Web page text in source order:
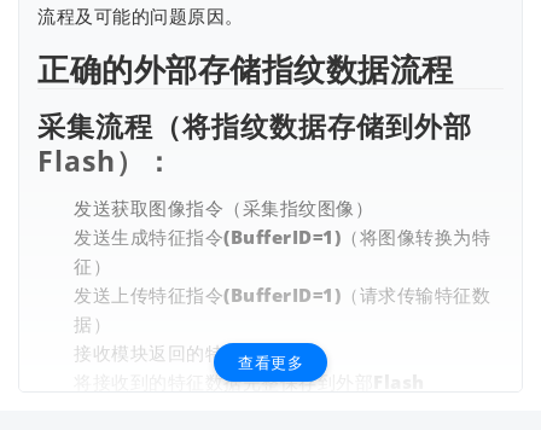
流程及可能的问题原因。
正确的外部存储指纹数据流程
采集流程（将指纹数据存储到外部
Flash）：
发送获取图像指令（采集指纹图像）
发送生成特征指令(BufferID=1)（将图像转换为特
征）
发送上传特征指令(BufferID=1)（请求传输特征数
据）
接收模块返回的特征数据包
将接收到的特征数据完整保存到外部Flash
查看更多